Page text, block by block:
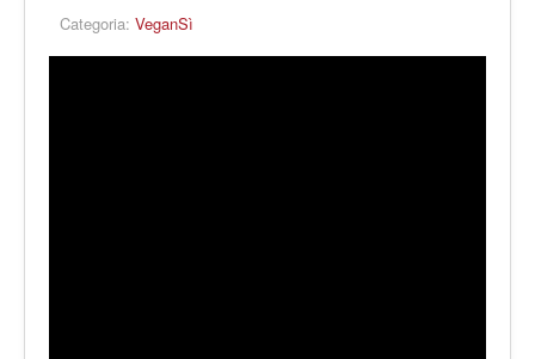
PROGRAMMI
PALINSESTO
Categoria: VeganSì